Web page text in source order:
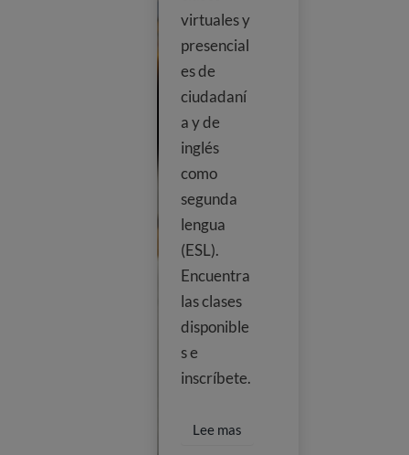
virtuales y
presencial
es de
ciudadaní
a y de
inglés
como
segunda
lengua
(ESL).
Encuentra
las clases
disponible
s e
inscríbete.
Lee mas